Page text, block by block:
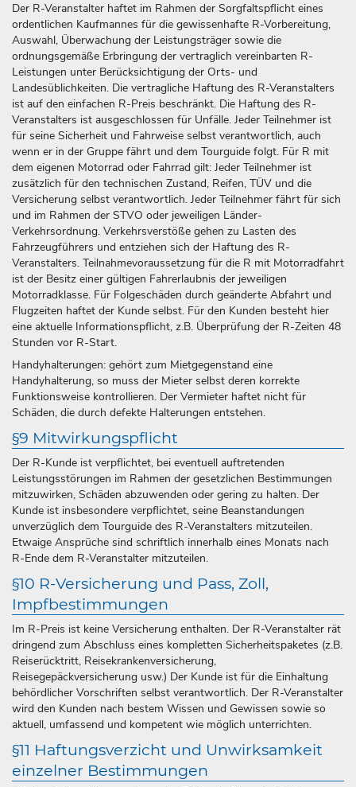
Der R-Veranstalter haftet im Rahmen der Sorgfaltspflicht eines
ordentlichen Kaufmannes für die gewissenhafte R-Vorbereitung,
Auswahl, Überwachung der Leistungsträger sowie die
ordnungsgemäße Erbringung der vertraglich vereinbarten R-
Leistungen unter Berücksichtigung der Orts- und
Landesüblichkeiten. Die vertragliche Haftung des R-Veranstalters
ist auf den einfachen R-Preis beschränkt. Die Haftung des R-
Veranstalters ist ausgeschlossen für Unfälle. Jeder Teilnehmer ist
für seine Sicherheit und Fahrweise selbst verantwortlich, auch
wenn er in der Gruppe fährt und dem Tourguide folgt. Für R mit
dem eigenen Motorrad oder Fahrrad gilt: Jeder Teilnehmer ist
zusätzlich für den technischen Zustand, Reifen, TÜV und die
Versicherung selbst verantwortlich. Jeder Teilnehmer fährt für sich
und im Rahmen der STVO oder jeweiligen Länder-
Verkehrsordnung. Verkehrsverstöße gehen zu Lasten des
Fahrzeugführers und entziehen sich der Haftung des R-
Veranstalters. Teilnahmevoraussetzung für die R mit Motorradfahrt
ist der Besitz einer gültigen Fahrerlaubnis der jeweiligen
Motorradklasse. Für Folgeschäden durch geänderte Abfahrt und
Flugzeiten haftet der Kunde selbst. Für den Kunden besteht hier
eine aktuelle Informationspflicht, z.B. Überprüfung der R-Zeiten 48
Stunden vor R-Start.
Handyhalterungen: gehört zum Mietgegenstand eine
Handyhalterung, so muss der Mieter selbst deren korrekte
Funktionsweise kontrollieren. Der Vermieter haftet nicht für
Schäden, die durch defekte Halterungen entstehen.
§9 Mitwirkungspflicht
Der R-Kunde ist verpflichtet, bei eventuell auftretenden
Leistungsstörungen im Rahmen der gesetzlichen Bestimmungen
mitzuwirken, Schäden abzuwenden oder gering zu halten. Der
Kunde ist insbesondere verpflichtet, seine Beanstandungen
unverzüglich dem Tourguide des R-Veranstalters mitzuteilen.
Etwaige Ansprüche sind schriftlich innerhalb eines Monats nach
R-Ende dem R-Veranstalter mitzuteilen.
§10 R-Versicherung und Pass, Zoll,
Impfbestimmungen
Im R-Preis ist keine Versicherung enthalten. Der R-Veranstalter rät
dringend zum Abschluss eines kompletten Sicherheitspaketes (z.B.
Reiserücktritt, Reisekrankenversicherung,
Reisegepäckversicherung usw.) Der Kunde ist für die Einhaltung
behördlicher Vorschriften selbst verantwortlich. Der R-Veranstalter
wird den Kunden nach bestem Wissen und Gewissen sowie so
aktuell, umfassend und kompetent wie möglich unterrichten.
§11 Haftungsverzicht und Unwirksamkeit
einzelner Bestimmungen